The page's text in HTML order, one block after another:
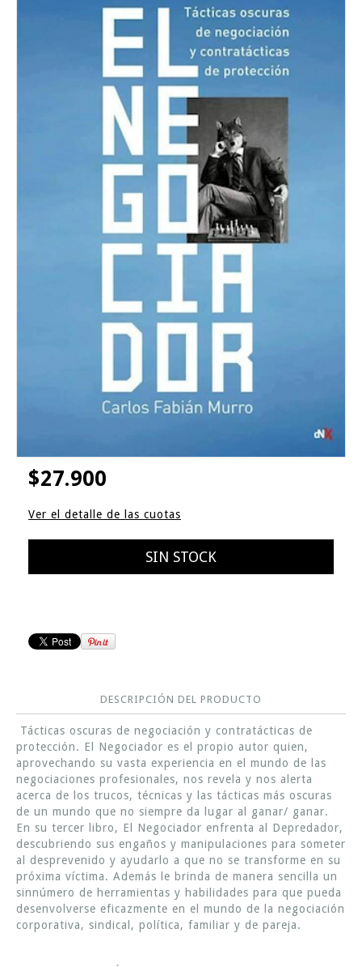
$27.900
Ver el detalle de las cuotas
DESCRIPCIÓN DEL PRODUCTO
Tácticas oscuras de negociación y contratácticas de
protección. El Negociador es el propio autor quien,
aprovechando su vasta experiencia en el mundo de las
negociaciones profesionales, nos revela y nos alerta
acerca de los trucos, técnicas y las tácticas más oscuras
de un mundo que no siempre da lugar al ganar/ ganar.
En su tercer libro, El Negociador enfrenta al Depredador,
descubriendo sus engaños y manipulaciones para someter
al desprevenido y ayudarlo a que no se transforme en su
próxima víctima. Además le brinda de manera sencilla un
sinnúmero de herramientas y habilidades para que pueda
desenvolverse eficazmente en el mundo de la negociación
corporativa, sindical, política, familiar y de pareja.